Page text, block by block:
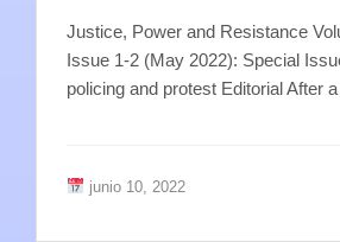
Justice, Power and Resistance
Issue 1-2 (May 2022): Special
policing and protest Editorial After
junio 10, 2022